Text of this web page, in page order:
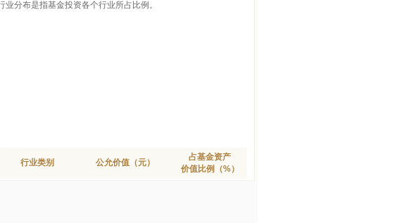
业分布是指基金投资各个行业所占比例。
行业类别 公允价值（元）
占基金资产
价值比例（%）